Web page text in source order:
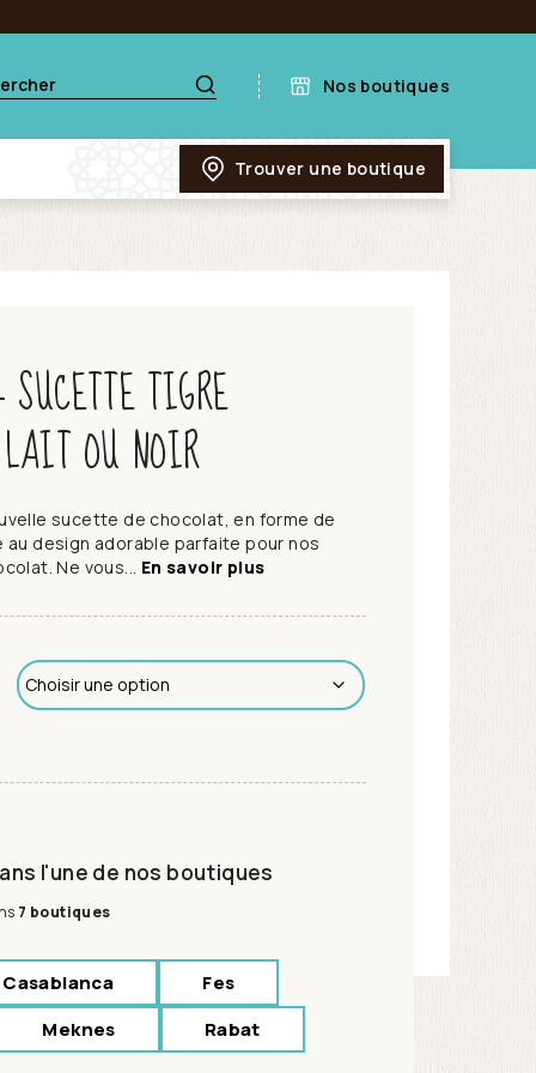
Nos boutiques
Trouver une boutique
SUCETTE TIGRE
OU NOIR
sucette de chocolat, en forme de
au design adorable parfaite pour nos
Ne vous... En savoir plus
l'une de nos boutiques
7 boutiques
Casablanca
Fes
Meknes
Rabat